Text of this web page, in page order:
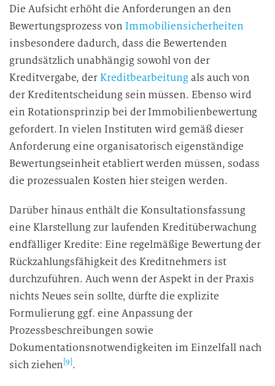
Die Aufsicht erhöht die Anforderungen an den
Bewertungsprozess von Immobiliensicherheiten
insbesondere dadurch, dass die Bewertenden
grundsätzlich unabhängig sowohl von der
Kreditvergabe, derKreditbearbeitungals auch von
der Kreditentscheidung sein müssen. Ebenso wird
ein Rotationsprinzip bei der Immobilienbewertung
gefordert. In vielen Instituten wird gemäß dieser
Anforderung eine organisatorisch eigenständige
Bewertungseinheit etabliert werden müssen, sodass
die prozessualen Kosten hier steigen werden.
Darüber hinaus enthält die Konsultationsfassung
eine Klarstellung zur laufenden Kreditüberwachung
endfälliger Kredite: Eine regelmäßige Bewertung der
Rückzahlungsfähigkeit des Kreditnehmers ist
durchzuführen. Auch wenn der Aspekt in der Praxis
nichts Neues sein sollte, dürfte die explizite
Formulierung ggf. eine Anpassung der
Prozessbeschreibungen sowie
Dokumentationsnotwendigkeiten im Einzelfall nach
sich ziehen [9] .